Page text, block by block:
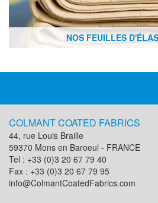
NOS FEUILLES
COLMANT COATED FABRICS
44, rue Louis Braille
59370 Mons en Baroeul - FRANCE
Tel : +33 (0)3 20 67 79 40
Fax : +33 (0)3 20 67 79 95
info@ColmantCoatedFabrics.com